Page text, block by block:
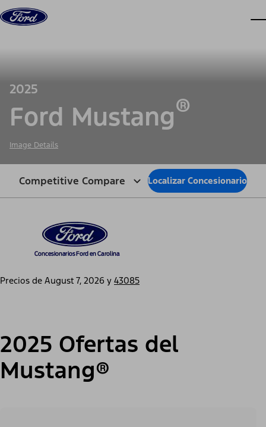
Saltar al contenido
2025
Ford Mustang®
Image Details
Competitive Compare Localizar Concesionario
Precios de August 7, 2026 y 43085
2025 Ofertas del
Mustang®